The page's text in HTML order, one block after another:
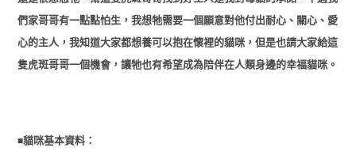
們家哥哥有一點點怕生，我想牠需要一個願意對他付出耐心、關心、愛
心的主人，我知道大家都想養可以抱在懷裡的貓咪，但是也請大家給這
隻虎斑哥哥一個機會，讓牠也有希望成為陪伴在人類身邊的幸福貓咪。
■貓咪基本資料：